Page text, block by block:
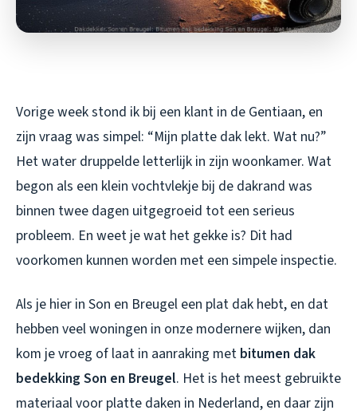
Vorige week stond ik bij een klant in de Gentiaan, en
zijn vraag was simpel: “Mijn platte dak lekt. Wat nu?”
Het water druppelde letterlijk in zijn woonkamer. Wat
begon als een klein vochtvlekje bij de dakrand was
binnen twee dagen uitgegroeid tot een serieus
probleem. En weet je wat het gekke is? Dit had
voorkomen kunnen worden met een simpele inspectie.
Als je hier in Son en Breugel een plat dak hebt, en dat
hebben veel woningen in onze modernere wijken, dan
kom je vroeg of laat in aanraking met bitumen dak
bedekking Son en Breugel. Het is het meest gebruikte
materiaal voor platte daken in Nederland, en daar zijn